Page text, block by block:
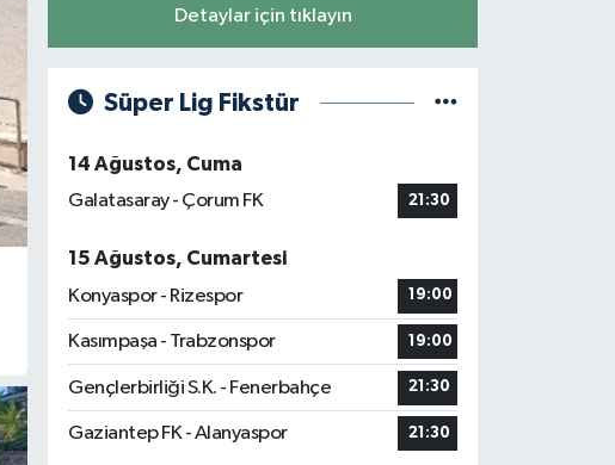
Detaylar için tıklayın
Süper Lig Fikstür
14 Ağustos, Cuma
Galatasaray - Çorum FK
21:30
15 Ağustos, Cumartesi
Konyaspor - Rizespor
19:00
Kasımpaşa - Trabzonspor 19:00
Gençlerbirliği S.K. - Fenerbahçe 21:30
Gaziantep FK - Alanyaspor 21:30